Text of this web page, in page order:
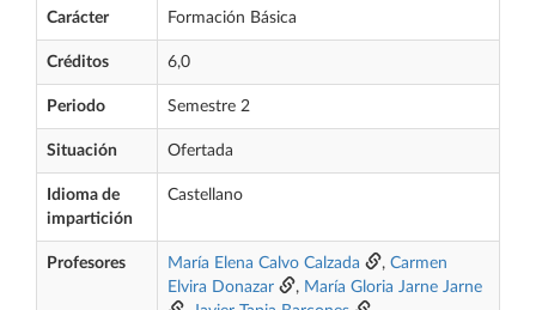
Carácter Formación Básica
Créditos 6,0
Periodo Semestre 2
Situación Ofertada
Idioma de
impartición
Castellano
Profesores María Elena Calvo Calzada , Carmen
Elvira Donazar
, María Gloria Jarne Jarne